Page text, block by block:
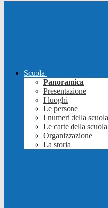
Scuola
Panoramica
Presentazione
I luoghi
Le persone
I numeri della scuola
Le carte della scuola
Organizzazione
La storia